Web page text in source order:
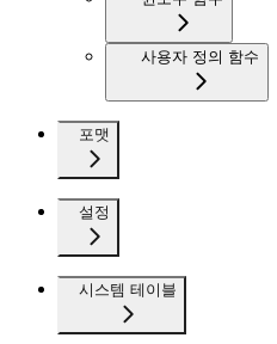
사용자 정의 함수
포맷
설정
시스템 테이블